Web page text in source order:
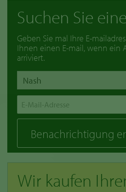
Suchen Sie
Geben Sie mal Ihre E-
Ihnen einen E-mail, wenn ein
arriviert.
Benachrichtigung
Wir kaufen